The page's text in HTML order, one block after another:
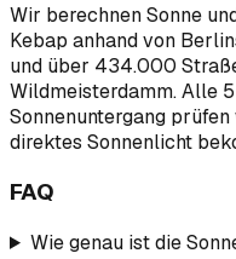
Wir berechnen Sonne
Kebap anhand von
und über 434.000
Wildmeisterdamm. Alle
Sonnenuntergang
direktes Sonnenlicht
FAQ
Wie genau ist die